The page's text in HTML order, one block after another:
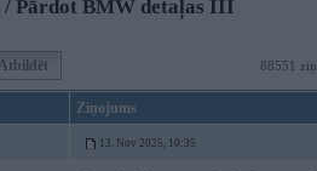
Pārdot BMW detaļas III
Atbildēt 88551
Ziņojums
13. Nov 2025, 10:35